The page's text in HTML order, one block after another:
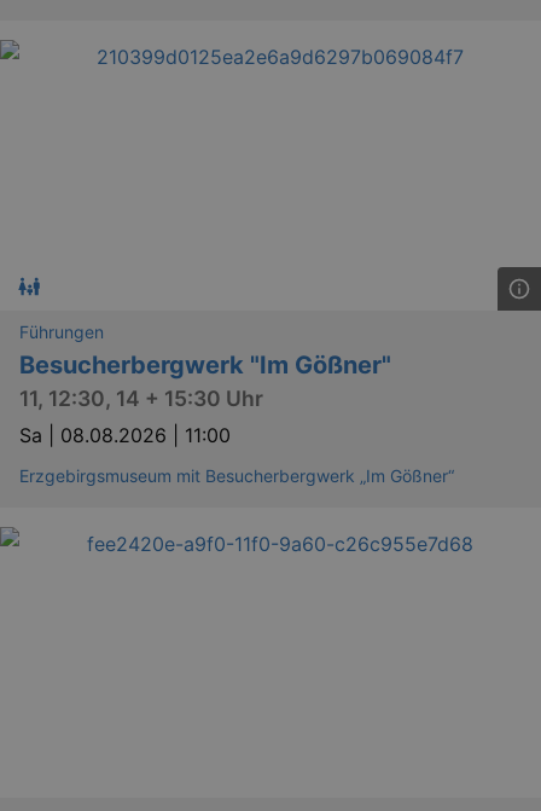
Führungen
Besucherbergwerk "Im Gößner"
11, 12:30, 14 + 15:30 Uhr
Sa | 08.08.2026 | 11:00
Erzgebirgsmuseum mit Besucherbergwerk „Im Gößner“